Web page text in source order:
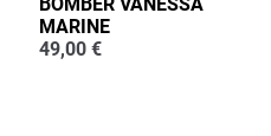
BOMBER VANESSA
MARINE
49,00 €